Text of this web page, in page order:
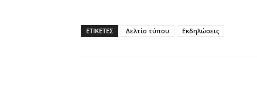
ΕΤΙΚΕΤΕΣ Δελτίο τύπου Εκδηλώσεις